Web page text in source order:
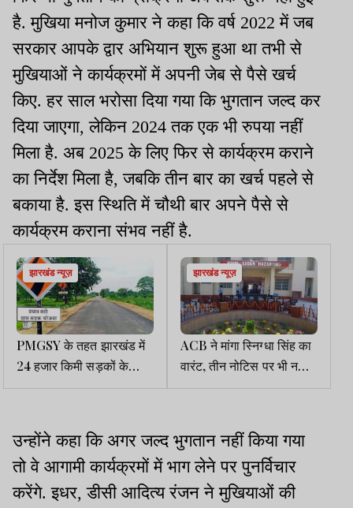
है. मुखिया मनोज कुमार ने कहा कि वर्ष 2022 में जब
सरकार आपके द्वार अभियान शुरू हुआ था तभी से
मुखियाओं ने कार्यक्रमों में अपनी जेब से पैसे खर्च
किए. हर साल भरोसा दिया गया कि भुगतान जल्द कर
दिया जाएगा, लेकिन 2024 तक एक भी रुपया नहीं
मिला है. अब 2025 के लिए फिर से कार्यक्रम कराने
का निर्देश मिला है, जबकि तीन बार का खर्च पहले से
बकाया है. इस स्थिति में चौथी बार अपने पैसे से
कार्यक्रम कराना संभव नहीं है.
झारखंड न्यूज़
PMGSY के तहत झारखंड में
24 हजार किमी सड़कों के
नवीकरण पर ब्रेक, फंड की
झारखंड न्यूज़
ACB ने मांगा स्निग्धा सिंह का
वारंट, तीन नोटिस पर भी नहीं
हुई पूछताछ में शामिल
उन्होंने कहा कि अगर जल्द भुगतान नहीं किया गया
तो वे आगामी कार्यक्रमों में भाग लेने पर पुनर्विचार
करेंगे. इधर, डीसी आदित्य रंजन ने मुखियाओं की